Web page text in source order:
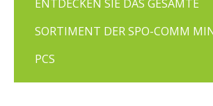
ENTDECKEN SIE DAS GESAMTE
SORTIMENT DER SPO-COMM
PCS